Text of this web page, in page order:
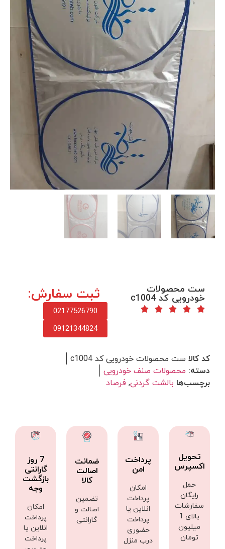
ست محصولات
خودرویی کد c1004 ثبت سفارش:
02177526790
09121344824
کد کالا ست محصولات خودرویی کد c1004
دسته: محصولات صنف خودرویی
برچسب‌ها بالشت گردنی, فرصاد
تحویل
اکسپرس
حمل
رایگان
سفارشات
بالای 1
میلیون
تومان
پرداخت
امن
امکان
پرداخت
انلاین یا
پرداخت
حضوری
درب منزل
ضمانت
اصالت
کالا
تضمین
اصالت و
گارانتی
7 روز
گارانتی
بازگشت
وجه
امکان
پرداخت
انلاین یا
پرداخت